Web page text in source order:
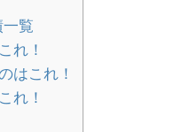
覧
れ！
はこれ！
れ！